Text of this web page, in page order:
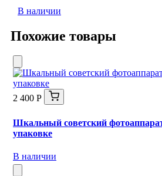
В наличии
Похожие товары
2 400 Р
Шкальный советский
упаковке
В наличии